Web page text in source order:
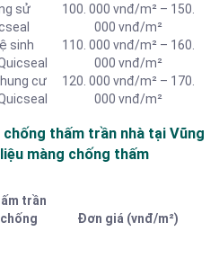
sử
100. 000 vnđ/m² – 150.
000 vnđ/m²
sinh
110. 000 vnđ/m² – 160.
000 vnđ/m²
cư
120. 000 vnđ/m² – 170.
000 vnđ/m²
thấm trần nhà tại Vũng
màng chống thấm
trần
Đơn giá (vnđ/m²)